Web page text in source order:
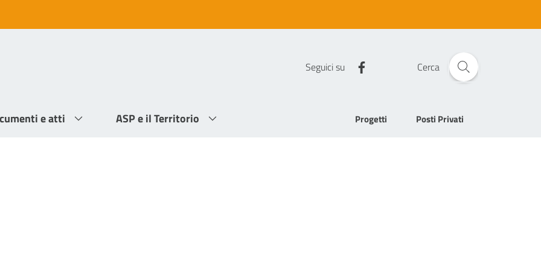
Seguici su Cerca
e atti ASP e il Territorio Progetti Posti Privati